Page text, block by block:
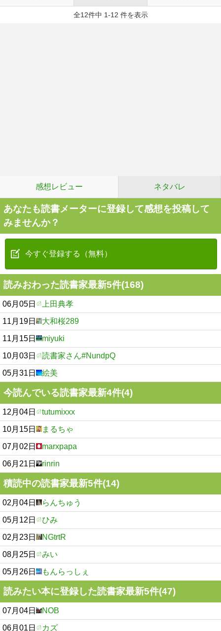
全12件中 1-12 件を表示
感想レビュー ネタバレ
あなたも読書メーターに登録して感想を投稿して
みませんか？
今すぐ登録する（無料）
読みおわった読書家最新5件(168)
06月05日 上田典孝
11月19日 大和桜289
11月15日 miyuki
10月03日 読書家さん#NundpQ
05月31日 絵美
今読んでいる読書家最新4件(4)
12月04日 tutumixxx
10月15日 まるちゃ
07月02日 marxpapa
06月21日 rinrin
積読中の読書家最新5件(14)
02月04日 らんちゅう
05月12日 ひみ
02月23日 NGtrtR
08月25日 みい
05月26日 もんらっしぇ
読みたい本に登録した読書家最新5件(47)
07月04日 NOB
06月01日 カズ